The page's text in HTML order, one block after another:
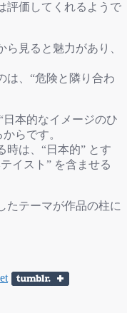
評価してくれるようで
見ると魅力があり、
は、“危険と隣り合わ
本的なイメージのひ
らです。
時は、“日本的” とす
イスト” を含ませる
たテーマが作品の柱に